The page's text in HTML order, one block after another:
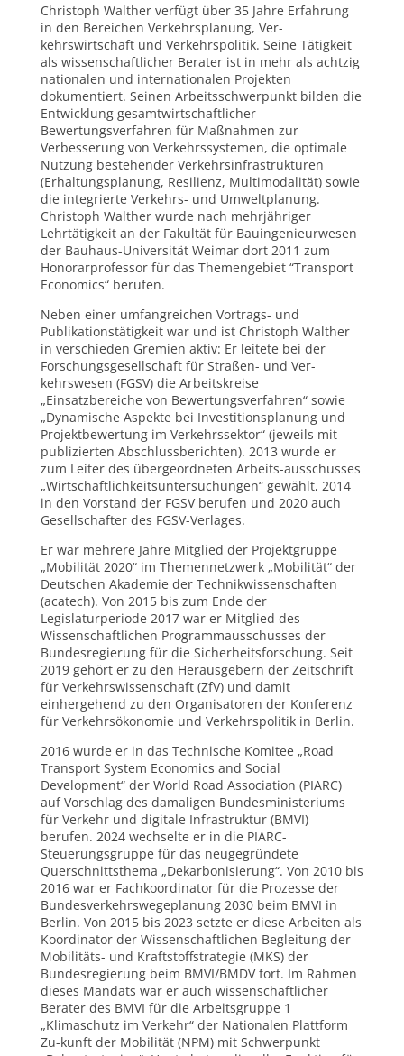
Christoph Walther verfügt über 35 Jahre Erfahrung
in den Bereichen Verkehrsplanung, Ver-
kehrswirtschaft und Verkehrspolitik. Seine Tätigkeit
als wissenschaftlicher Berater ist in mehr als achtzig
nationalen und internationalen Projekten
dokumentiert. Seinen Arbeitsschwerpunkt bilden die
Entwicklung gesamtwirtschaftlicher
Bewertungsverfahren für Maßnahmen zur
Verbesserung von Verkehrssystemen, die optimale
Nutzung bestehender Verkehrsinfrastrukturen
(Erhaltungsplanung, Resilienz, Multimodalität) sowie
die integrierte Verkehrs- und Umweltplanung.
Christoph Walther wurde nach mehrjähriger
Lehrtätigkeit an der Fakultät für Bauingenieurwesen
der Bauhaus-Universität Weimar dort 2011 zum
Honorarprofessor für das Themengebiet “Transport
Economics“ berufen.
Neben einer umfangreichen Vortrags- und
Publikationstätigkeit war und ist Christoph Walther
in verschieden Gremien aktiv: Er leitete bei der
Forschungsgesellschaft für Straßen- und Ver-
kehrswesen (FGSV) die Arbeitskreise
„Einsatzbereiche von Bewertungsverfahren“ sowie
„Dynamische Aspekte bei Investitionsplanung und
Projektbewertung im Verkehrssektor“ (jeweils mit
publizierten Abschlussberichten). 2013 wurde er
zum Leiter des übergeordneten Arbeits-ausschusses
„Wirtschaftlichkeitsuntersuchungen“ gewählt, 2014
in den Vorstand der FGSV berufen und 2020 auch
Gesellschafter des FGSV-Verlages.
Er war mehrere Jahre Mitglied der Projektgruppe
„Mobilität 2020“ im Themennetzwerk „Mobilität“ der
Deutschen Akademie der Technikwissenschaften
(acatech). Von 2015 bis zum Ende der
Legislaturperiode 2017 war er Mitglied des
Wissenschaftlichen Programmausschusses der
Bundesregierung für die Sicherheitsforschung. Seit
2019 gehört er zu den Herausgebern der Zeitschrift
für Verkehrswissenschaft (ZfV) und damit
einhergehend zu den Organisatoren der Konferenz
für Verkehrsökonomie und Verkehrspolitik in Berlin.
2016 wurde er in das Technische Komitee „Road
Transport System Economics and Social
Development“ der World Road Association (PIARC)
auf Vorschlag des damaligen Bundesministeriums
für Verkehr und digitale Infrastruktur (BMVI)
berufen. 2024 wechselte er in die PIARC-
Steuerungsgruppe für das neugegründete
Querschnittsthema „Dekarbonisierung“. Von 2010 bis
2016 war er Fachkoordinator für die Prozesse der
Bundesverkehrswegeplanung 2030 beim BMVI in
Berlin. Von 2015 bis 2023 setzte er diese Arbeiten als
Koordinator der Wissenschaftlichen Begleitung der
Mobilitäts- und Kraftstoffstrategie (MKS) der
Bundesregierung beim BMVI/BMDV fort. Im Rahmen
dieses Mandats war er auch wissenschaftlicher
Berater des BMVI für die Arbeitsgruppe 1
„Klimaschutz im Verkehr“ der Nationalen Plattform
Zu-kunft der Mobilität (NPM) mit Schwerpunkt